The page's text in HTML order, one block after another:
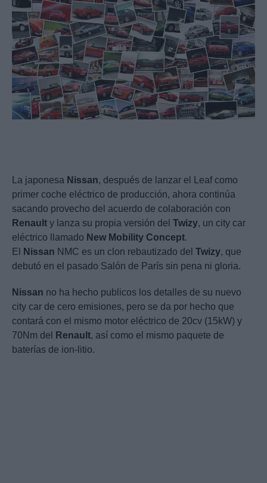
La japonesa Nissan, después de lanzar el Leaf como
primer coche eléctrico de producción, ahora continúa
sacando provecho del acuerdo de colaboración con
Renault y lanza su propia versión del Twizy, un city car
eléctrico llamado New Mobility Concept.
El
Nissan NMC es un clon rebautizado del Twizy, que
debutó en el pasado Salón de París sin pena ni gloria.
Nissan no ha hecho publicos los detalles de su nuevo
city car de cero emisiones, pero se da por hecho que
contará con el mismo motor eléctrico de 20cv (15kW) y
70Nm del
Renault, así como el mismo paquete de
baterías de ion-litio.